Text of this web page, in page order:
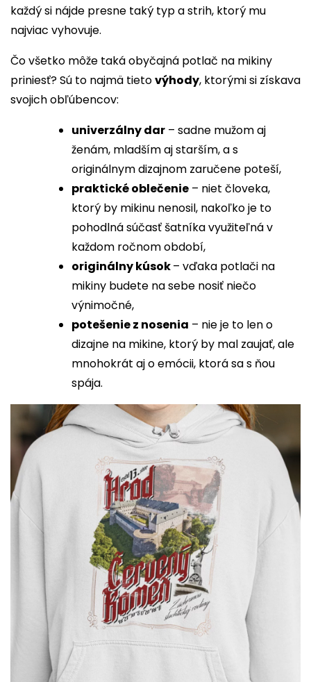
každý si nájde presne taký typ a strih, ktorý mu
najviac vyhovuje.
Čo všetko môže taká obyčajná potlač na mikiny
priniesť? Sú to najmä tietovýhody, ktorými si získava
svojich obľúbencov:
univerzálny dar – sadne mužom aj
ženám, mladším aj starším, a s
originálnym dizajnom zaručene poteší,
praktické oblečenie – niet človeka,
ktorý by mikinu nenosil, nakoľko je to
pohodlná súčasť šatníka využiteľná v
každom ročnom období,
originálny kúsok– vďaka potlači na
mikiny budete na sebe nosiť niečo
výnimočné,
potešenie z nosenia – nie je to len o
dizajne na mikine, ktorý by mal zaujať, ale
mnohokrát aj o emócii, ktorá sa s ňou
spája.